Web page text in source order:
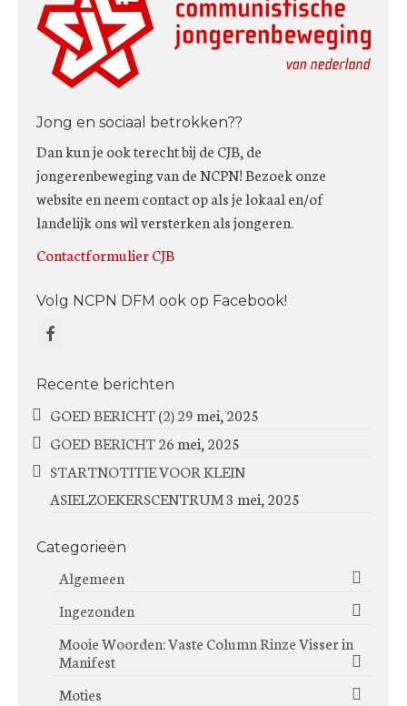
Jong en sociaal betrokken??
Dan kun je ook terecht bij de CJB, de
jongerenbeweging van de NCPN! Bezoek onze
website en neem contact op als je lokaal en/of
landelijk ons wil versterken als jongeren.
Contactformulier CJB
Volg NCPN DFM ook op Facebook!
Recente berichten
GOED BERICHT (2)29 mei, 2025
GOED BERICHT26 mei, 2025
STARTNOTITIE VOOR KLEIN
ASIELZOEKERSCENTRUM3 mei, 2025
Categorieën
Algemeen
Ingezonden
Mooie Woorden: Vaste Column Rinze Visser in
Manifest
Moties